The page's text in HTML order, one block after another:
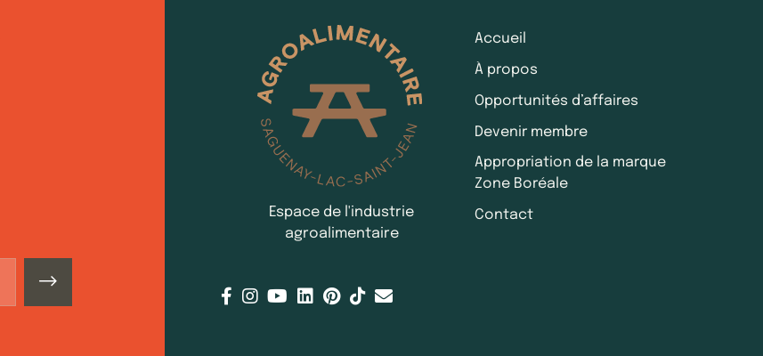
Espace de l'industrie
agroalimentaire
Accueil
À propos
Opportunités d’affaires
Devenir membre
Appropriation de la marque
Zone Boréale
Contact